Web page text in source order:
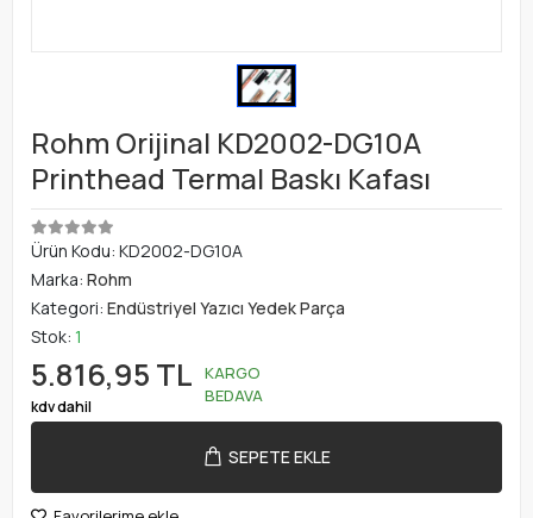
Rohm Orijinal KD2002-DG10A
Printhead Termal Baskı Kafası
Ürün Kodu: KD2002-DG10A
Marka: Rohm
Kategori: Endüstriyel Yazıcı Yedek Parça
Stok: 1
5.816,95 TL
kdv dahil
KARGO
BEDAVA
SEPETE EKLE